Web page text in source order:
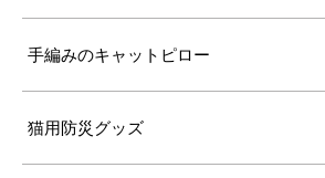
手編みのキャットピロー
猫用防災グッズ